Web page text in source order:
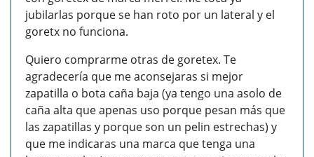
jubilarlas porque se han roto por un lateral y el
goretx no funciona.
Quiero comprarme otras de goretex. Te
agradecería que me aconsejaras si mejor
zapatilla o bota caña baja (ya tengo una asolo de
caña alta que apenas uso porque pesan más que
las zapatillas y porque son un pelin estrechas) y
que me indicaras una marca que tenga una